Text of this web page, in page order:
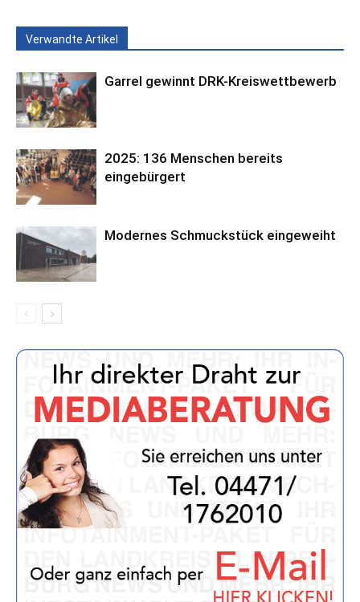
Verwandte Artikel
Garrel gewinnt DRK-Kreiswettbewerb
2025: 136 Menschen bereits
eingebürgert
Modernes Schmuckstück eingeweiht